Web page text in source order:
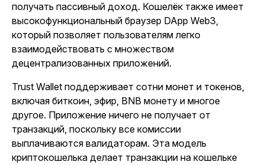
получать пассивный доход. Кошелёк также имеет
высокофункциональный браузер DApp Web3,
который позволяет пользователям легко
взаимодействовать с множеством
децентрализованных приложений.
Trust Wallet поддерживает сотни монет и токенов,
включая биткоин, эфир, BNB монету и многое
другое. Приложение ничего не получает от
транзакций, поскольку все комиссии
выплачиваются валидаторам. Эта модель
криптокошелька делает транзакции на кошельке